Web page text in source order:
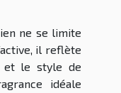
ne se limite
il reflète
et le style de
idéale